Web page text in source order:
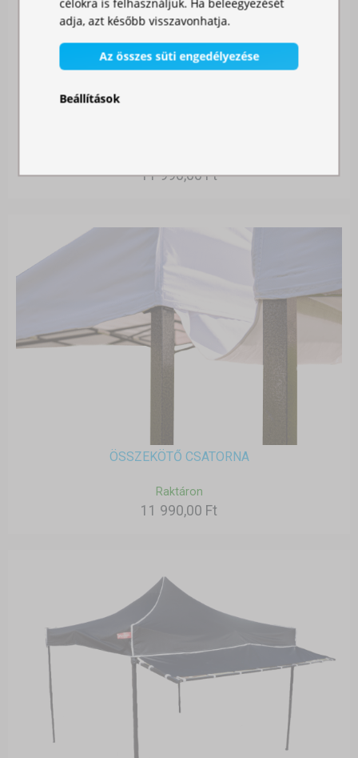
11 990,00 Ft
ÖSSZEKÖTŐ CSATORNA
Raktáron
11 990,00 Ft
célokra is felhasználjuk. Ha beleegyezését
adja, azt később visszavonhatja.
Az összes süti engedélyezése
Beállítások